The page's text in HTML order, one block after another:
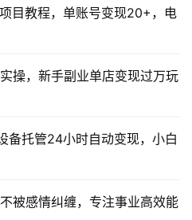
目教程，单账号变现20+，电
操，新手副业单店变现过万玩
备托管24小时自动变现，小白
被感情纠缠，专注事业高效能